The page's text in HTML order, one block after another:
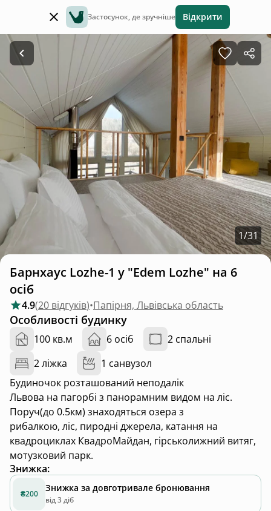
Застосунок, де зручніше Відкрити
1/31
Барнхаус Lozhe-1 у "Edem Lozhe" на 6
осіб
4.9(20 відгуків)•Папірня, Львівська область
Особливості будинку
100 кв.м 6 осіб
2 спальні
2 ліжка
1 санвузол
Будиночок розташований неподалік
Львова на пагорбі з панорамним видом на ліс.
Поруч(до 0.5км) знаходяться озера з
рибалкою, ліс, пиродні джерела, катання на
квадроциклах КвадроМайдан, гірськолижний витяг,
мотузковий парк.
Знижка:
₴200
Знижка за довготривале бронювання
від 3 діб